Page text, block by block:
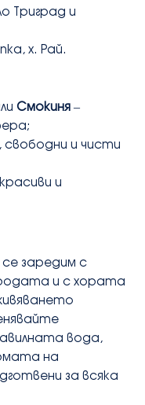
Триград и
х. Рай.
Смокиня –
свободни и чисти
и
се заредим с
и с хората
вода,
на
за всяка